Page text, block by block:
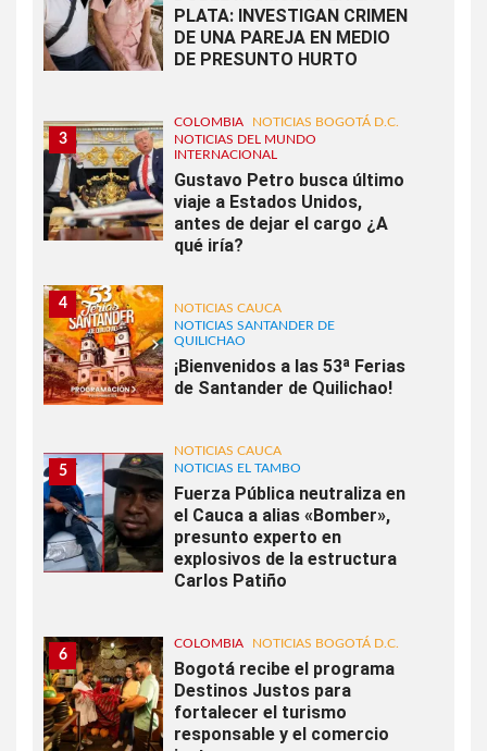
PLATA: INVESTIGAN CRIMEN
DE UNA PAREJA EN MEDIO
DE PRESUNTO HURTO
3
COLOMBIA
NOTICIAS BOGOTÁ D.C.
NOTICIAS DEL MUNDO
INTERNACIONAL
Gustavo Petro busca último
viaje a Estados Unidos,
antes de dejar el cargo ¿A
qué iría?
4
NOTICIAS CAUCA
NOTICIAS SANTANDER DE
QUILICHAO
¡Bienvenidos a las 53ª Ferias
de Santander de Quilichao!
5
NOTICIAS CAUCA
NOTICIAS EL TAMBO
Fuerza Pública neutraliza en
el Cauca a alias «Bomber»,
presunto experto en
explosivos de la estructura
Carlos Patiño
6
COLOMBIA NOTICIAS BOGOTÁ D.C.
Bogotá recibe el programa
Destinos Justos para
fortalecer el turismo
responsable y el comercio